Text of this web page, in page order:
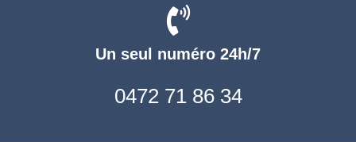
Un seul numéro 24h/7
0472 71 86 34